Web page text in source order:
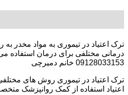
ترک اعتیاد در تیموری به مواد مخدر
درمانی مختلفی برای درمان استفاده
09128033153 خانم دمیرچی
ترک اعتیاد در تیموری روش های
اعتیاد استفاده از کمک روانپزشک